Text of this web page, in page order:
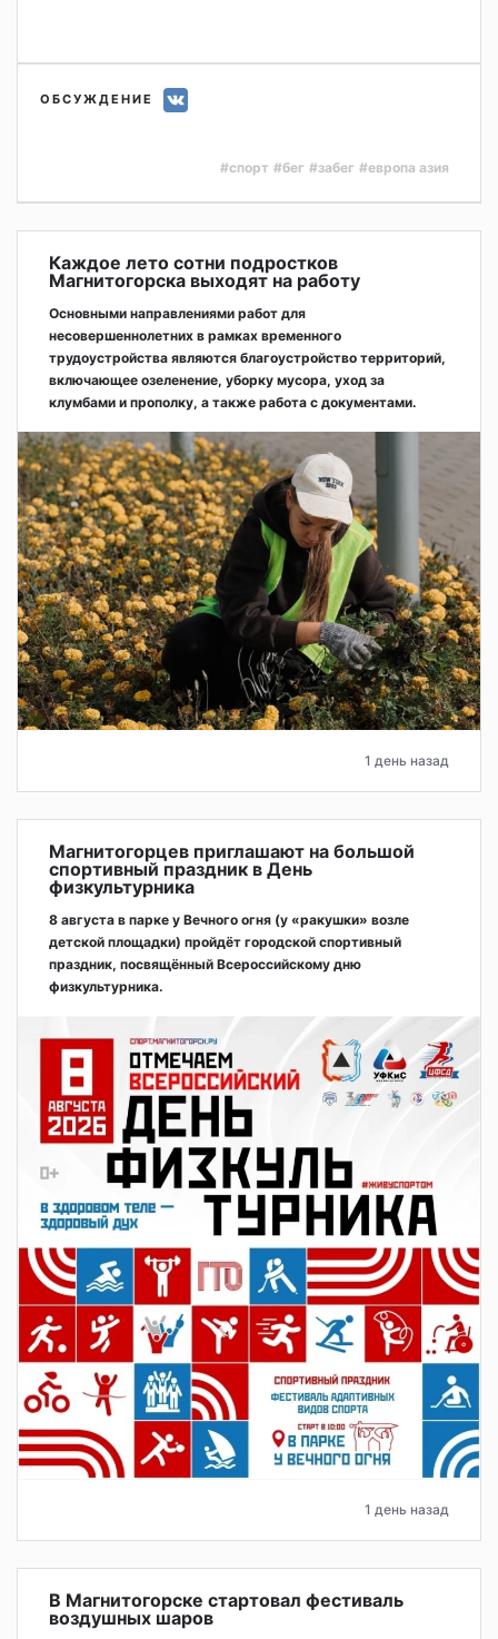
ОБСУЖДЕНИЕ
#спорт #бег #забег #европа азия
Каждое лето сотни подростков
Магнитогорска выходят на работу
Основными направлениями работ для
несовершеннолетних в рамках временного
трудоустройства являются благоустройство территорий,
включающее озеленение, уборку мусора, уход за
клумбами и прополку, а также работа с документами.
1 день назад
Магнитогорцев приглашают на большой
спортивный праздник в День
физкультурника
8 августа в парке у Вечного огня (у «ракушки» возле
детской площадки) пройдёт городской спортивный
праздник, посвящённый Всероссийскому дню
физкультурника.
1 день назад
В Магнитогорске стартовал фестиваль
воздушных шаров